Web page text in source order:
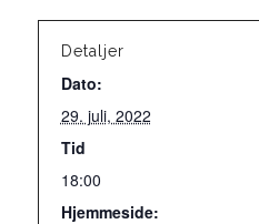
Detaljer
Dato:
29. juli, 2022
Tid
18:00
Hjemmeside: